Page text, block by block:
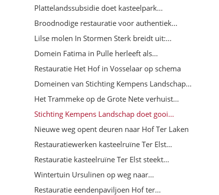
Plattelandssubsidie doet kasteelpark...
Broodnodige restauratie voor authentiek...
Lilse molen In Stormen Sterk breidt uit:...
Domein Fatima in Pulle herleeft als...
Restauratie Het Hof in Vosselaar op schema
Domeinen van Stichting Kempens Landschap...
Het Trammeke op de Grote Nete verhuist...
Stichting Kempens Landschap doet gooi...
Nieuwe weg opent deuren naar Hof Ter Laken
Restauratiewerken kasteelruïne Ter Elst...
Restauratie kasteelruïne Ter Elst steekt...
Wintertuin Ursulinen op weg naar...
Restauratie eendenpaviljoen Hof ter...